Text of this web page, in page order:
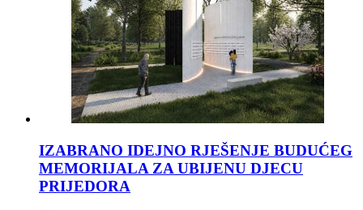
IZABRANO IDEJNO RJEŠENJE BUDUĆEG
MEMORIJALA ZA UBIJENU DJECU
PRIJEDORA